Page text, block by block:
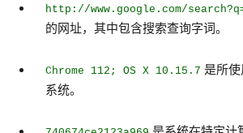
http://www.google.com/
的网址，其中包含搜索查询字词。
Chrome 112; OS X 10.15.7 是所
系统。